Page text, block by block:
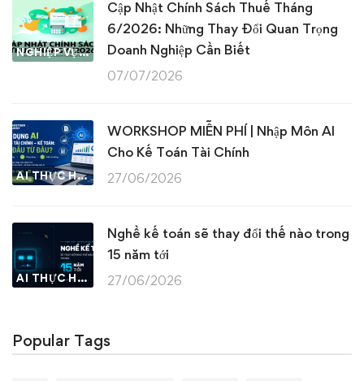
NGHIỆP VỤ KẾ TOÁN & THUẾ
Cập Nhật Chính Sách Thuế Tháng
6/2026: Những Thay Đổi Quan Trọng
Doanh Nghiệp Cần Biết
07/07/2026
AI THỰC HÀNH
WORKSHOP MIỄN PHÍ | Nhập Môn AI
Cho Kế Toán Tài Chính
27/06/2026
AI THỰC HÀNH
Nghề kế toán sẽ thay đổi thế nào trong
15 năm tới
27/06/2026
Popular Tags